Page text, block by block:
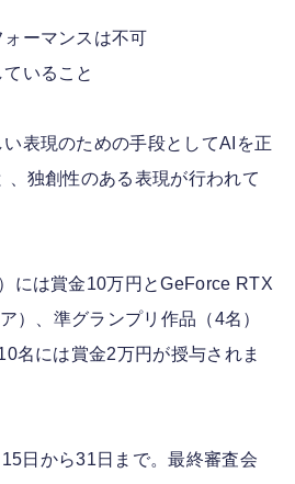
ォーマンスは不可
いること
表現のための手段としてAIを正
、独創性のある表現が行われて
には賞金10万円とGeForce RTX
）、準グランプリ作品（4名）
名には賞金2万円が授与されま
日から31日まで。最終審査会